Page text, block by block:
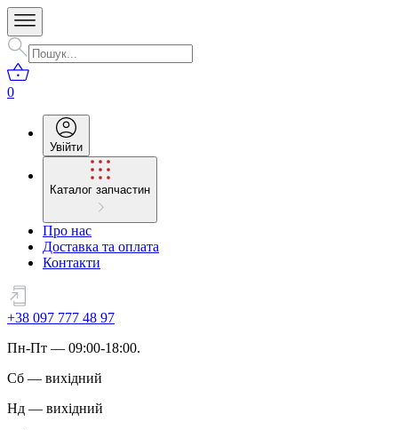
0
Увійти
Каталог запчастин
Про нас
Доставка та оплата
Контакти
+38 097 777 48 97
Пн-Пт — 09:00-18:00.
Сб — вихідний
Нд — вихідний